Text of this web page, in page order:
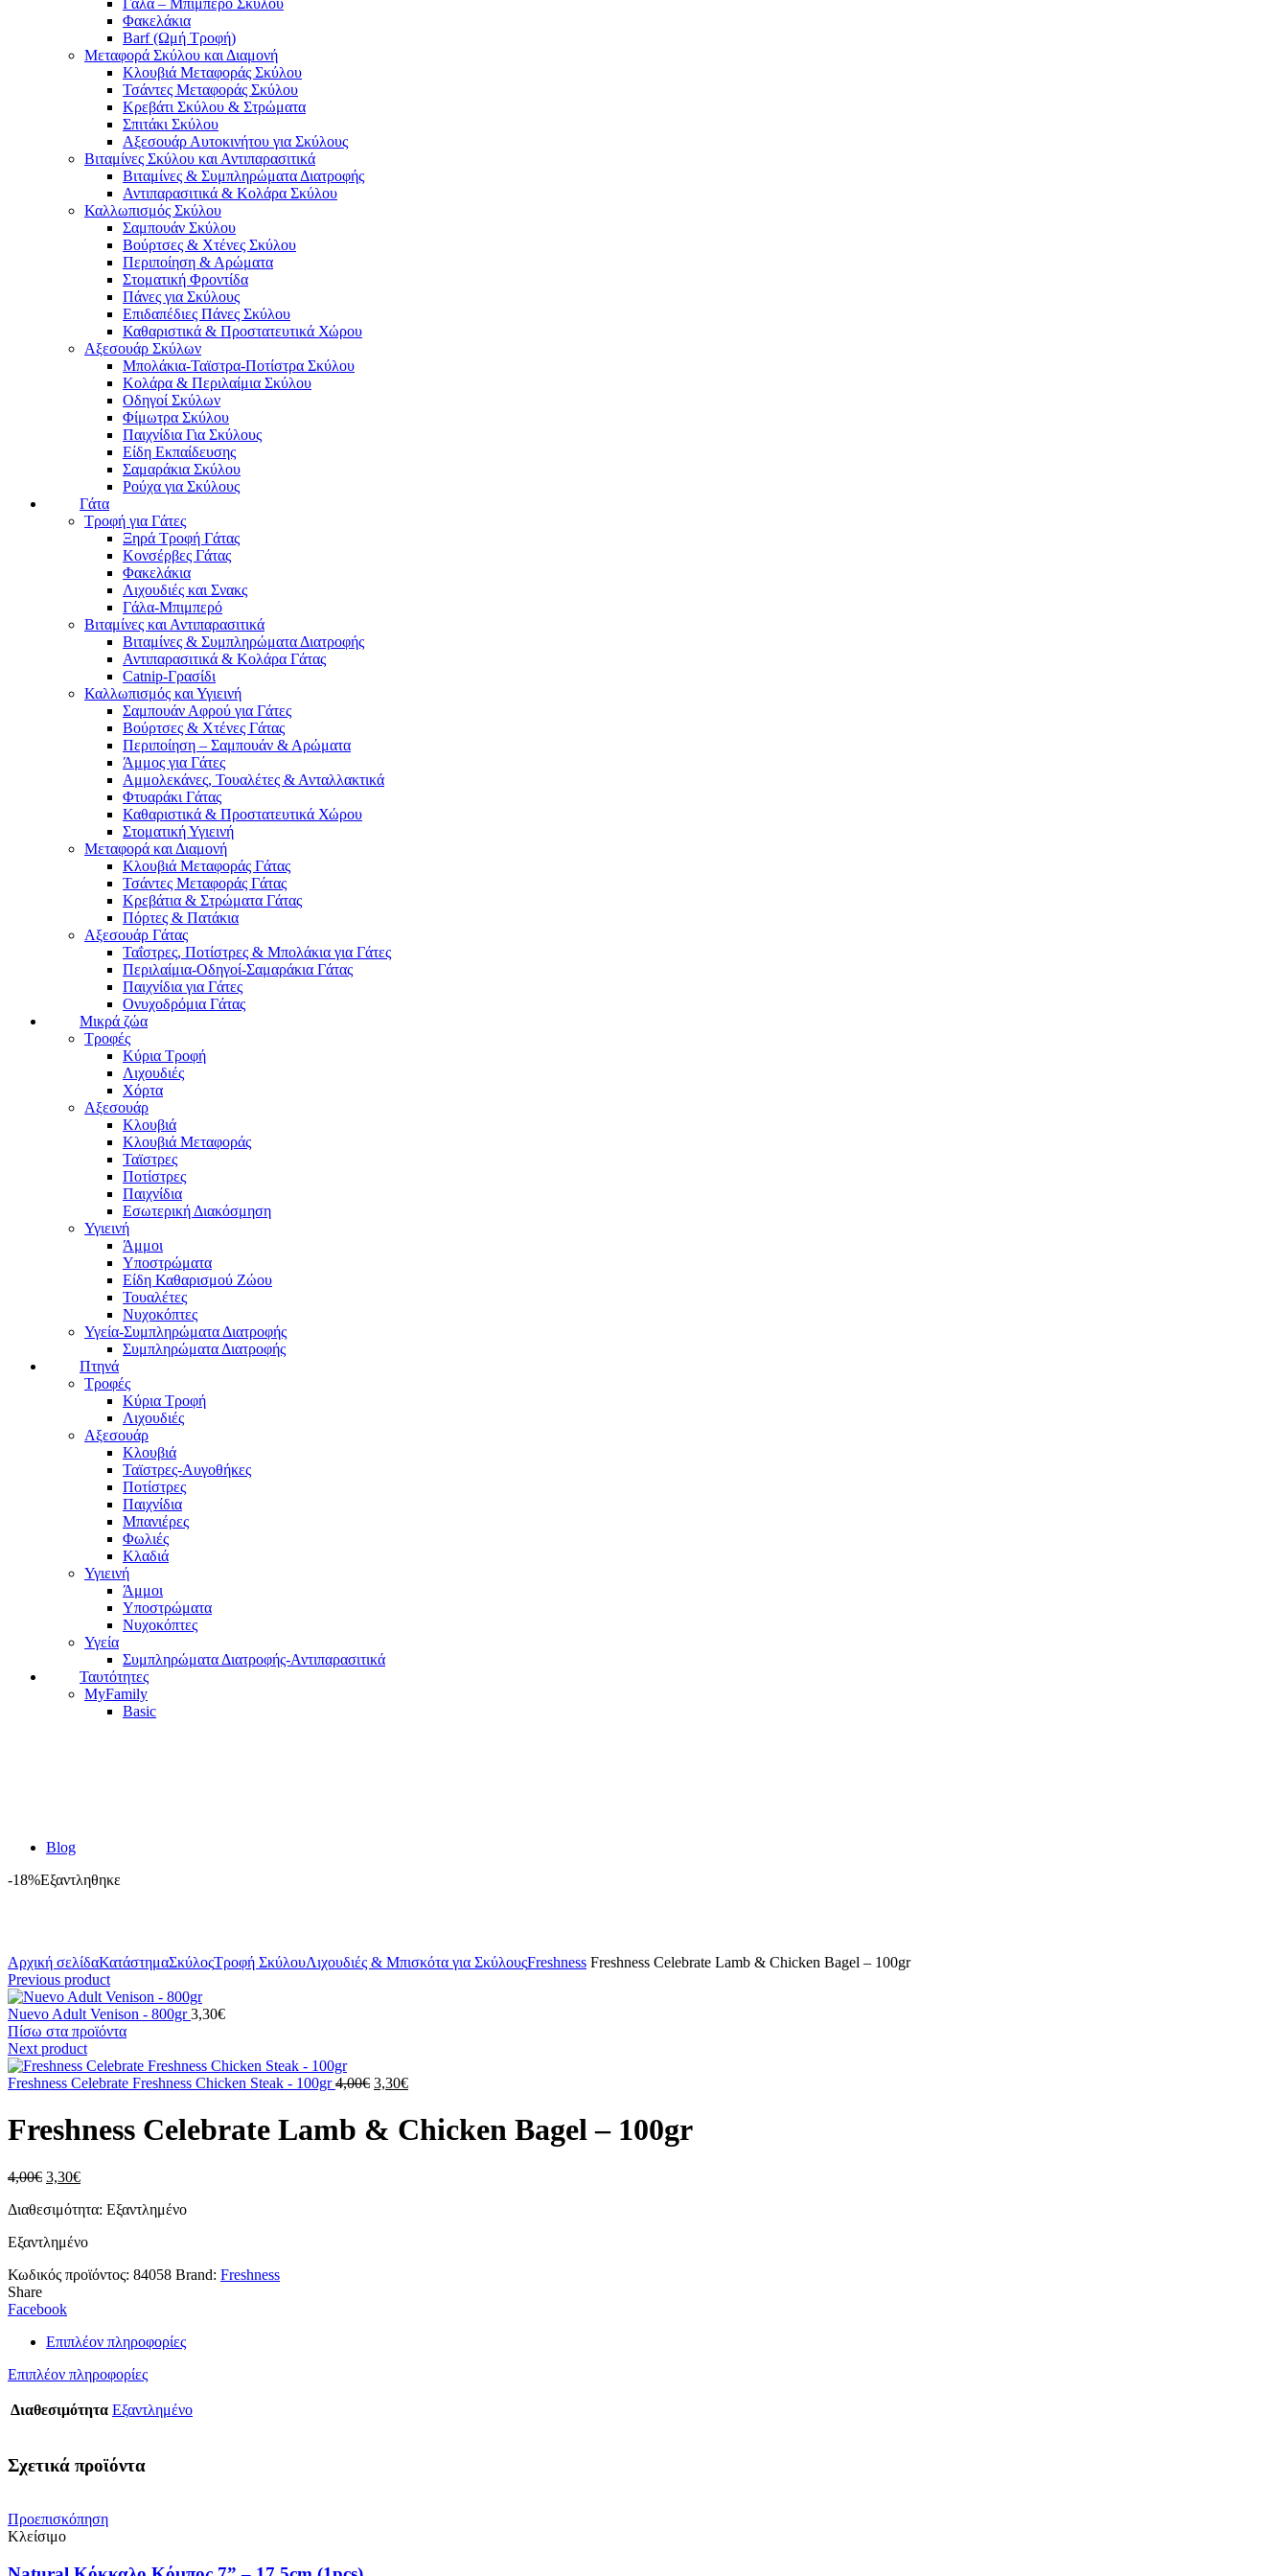
Γάλα – Μπιμπερό Σκύλου
Φακελάκια
Barf (Ωμή Τροφή)
Μεταφορά Σκύλου και Διαμονή
Κλουβιά Μεταφοράς Σκύλου
Τσάντες Μεταφοράς Σκύλου
Κρεβάτι Σκύλου & Στρώματα
Σπιτάκι Σκύλου
Αξεσουάρ Αυτοκινήτου για Σκύλους
Βιταμίνες Σκύλου και Αντιπαρασιτικά
Βιταμίνες & Συμπληρώματα Διατροφής
Αντιπαρασιτικά & Κολάρα Σκύλου
Καλλωπισμός Σκύλου
Σαμπουάν Σκύλου
Βούρτσες & Χτένες Σκύλου
Περιποίηση & Αρώματα
Στοματική Φροντίδα
Πάνες για Σκύλους
Επιδαπέδιες Πάνες Σκύλου
Καθαριστικά & Προστατευτικά Χώρου
Αξεσουάρ Σκύλων
Μπολάκια-Ταϊστρα-Ποτίστρα Σκύλου
Κολάρα & Περιλαίμια Σκύλου
Οδηγοί Σκύλων
Φίμωτρα Σκύλου
Παιχνίδια Για Σκύλους
Είδη Εκπαίδευσης
Σαμαράκια Σκύλου
Ρούχα για Σκύλους
Γάτα
Τροφή για Γάτες
Ξηρά Τροφή Γάτας
Κονσέρβες Γάτας
Φακελάκια
Λιχουδιές και Σνακς
Γάλα-Μπιμπερό
Βιταμίνες και Αντιπαρασιτικά
Βιταμίνες & Συμπληρώματα Διατροφής
Αντιπαρασιτικά & Κολάρα Γάτας
Catnip-Γρασίδι
Καλλωπισμός και Υγιεινή
Σαμπουάν Αφρού για Γάτες
Βούρτσες & Χτένες Γάτας
Περιποίηση – Σαμπουάν & Αρώματα
Άμμος για Γάτες
Αμμολεκάνες, Τουαλέτες & Ανταλλακτικά
Φτυαράκι Γάτας
Καθαριστικά & Προστατευτικά Χώρου
Στοματική Υγιεινή
Μεταφορά και Διαμονή
Κλουβιά Μεταφοράς Γάτας
Τσάντες Μεταφοράς Γάτας
Κρεβάτια & Στρώματα Γάτας
Πόρτες & Πατάκια
Αξεσουάρ Γάτας
Ταΐστρες, Ποτίστρες & Μπολάκια για Γάτες
Περιλαίμια-Οδηγοί-Σαμαράκια Γάτας
Παιχνίδια για Γάτες
Ονυχοδρόμια Γάτας
Μικρά ζώα
Τροφές
Κύρια Τροφή
Λιχουδιές
Χόρτα
Αξεσουάρ
Κλουβιά
Κλουβιά Μεταφοράς
Ταϊστρες
Ποτίστρες
Παιχνίδια
Εσωτερική Διακόσμηση
Υγιεινή
Άμμοι
Υποστρώματα
Είδη Καθαρισμού Ζώου
Τουαλέτες
Νυχοκόπτες
Υγεία-Συμπληρώματα Διατροφής
Συμπληρώματα Διατροφής
Πτηνά
Τροφές
Κύρια Τροφή
Λιχουδιές
Αξεσουάρ
Κλουβιά
Ταϊστρες-Αυγοθήκες
Ποτίστρες
Παιχνίδια
Μπανιέρες
Φωλιές
Κλαδιά
Υγιεινή
Άμμοι
Υποστρώματα
Νυχοκόπτες
Υγεία
Συμπληρώματα Διατροφής-Αντιπαρασιτικά
Ταυτότητες
MyFamily
Basic
Blog
-18%Εξαντληθηκε
Αρχική σελίδαΚατάστημαΣκύλοςΤροφή ΣκύλουΛιχουδιές & Μπισκότα για ΣκύλουςFreshness Freshness Celebrate Lamb & Chicken Bagel – 100gr
Previous product
Nuevo Adult Venison - 800gr3,30€
Πίσω στα προϊόντα
Next product
Freshness Celebrate Freshness Chicken Steak - 100gr4,00€ Original
was:
4,00€.
3,30€Η
τιμή
είναι:
Freshness Celebrate Lamb & Chicken Bagel – 100gr
4,00€ Original
was:
3,30€Η
τιμή
3,30€.
Διαθεσιμότητα: Εξαντλημένο
Εξαντλημένο
Κωδικός προϊόντος: 84058 Brand: Freshness
Share
Facebook
Επιπλέον πληροφορίες
Επιπλέον πληροφορίες
Διαθεσιμότητα Εξαντλημένο
Σχετικά προϊόντα
Προεπισκόπηση
Κλείσιμο